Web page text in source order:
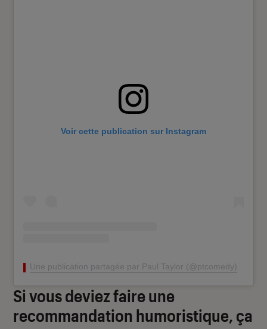
Voir cette publication sur Instagram
Une publication partagée par Paul Taylor (@ptcomedy)
Si vous deviez faire une
recommandation humoristique, ça